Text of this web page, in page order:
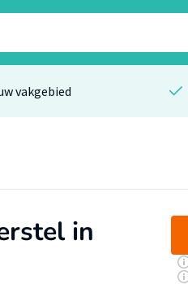
vakgebied
in